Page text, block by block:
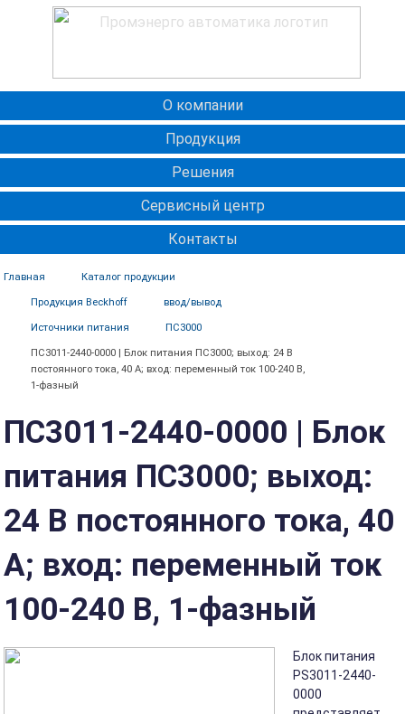
О компании
Продукция
Решения
Сервисный центр
Контакты
Главная Каталог продукции
Продукция Beckhoff ввод/вывод
Источники питания ПС3000
ПС3011-2440-0000 | Блок питания ПС3000; выход: 24 В
постоянного тока, 40 А; вход: переменный ток 100-240 В,
1-фазный
ПС3011-2440-0000 | Блок
питания ПС3000; выход:
24 В постоянного тока, 40
А; вход: переменный ток
100-240 В, 1-фазный
Блок питания
PS3011-2440-
0000